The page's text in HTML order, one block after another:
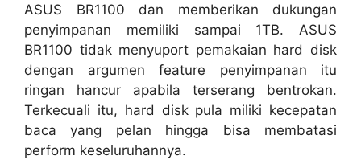
ASUS BR1100 dan memberikan dukungan
penyimpanan memiliki sampai 1TB. ASUS
BR1100 tidak menyuport pemakaian hard disk
dengan argumen feature penyimpanan itu
ringan hancur apabila terserang bentrokan.
Terkecuali itu, hard disk pula miliki kecepatan
baca yang pelan hingga bisa membatasi
perform keseluruhannya.